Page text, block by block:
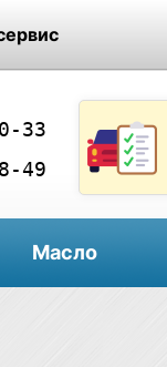
33
49
Масло